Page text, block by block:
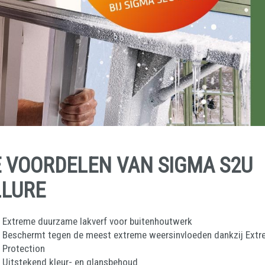
VOORDELEN VAN SIGMA S2U
Extreme duurzame lakverf voor buitenhoutwerk
Beschermt tegen de meest extreme weersinvloeden dankzij
Protection
Uitstekend kleur- en glansbehoud